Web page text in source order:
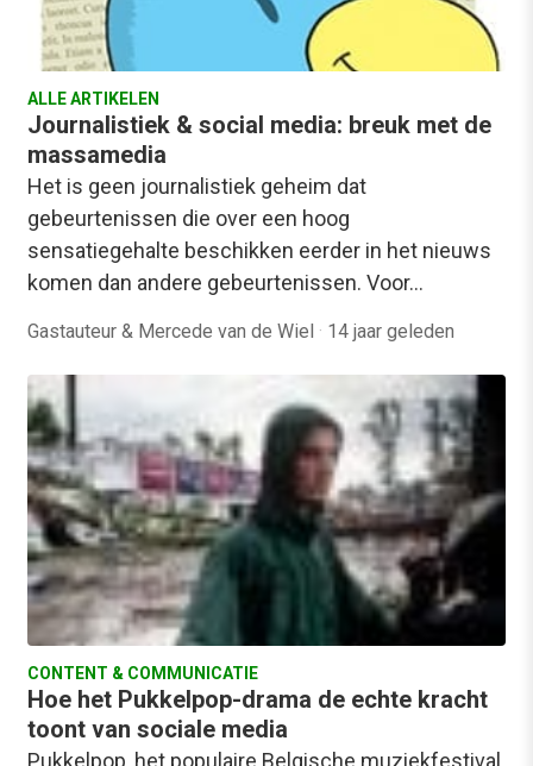
ALLE ARTIKELEN
Journalistiek & social media: breuk met de
massamedia
Het is geen journalistiek geheim dat
gebeurtenissen die over een hoog
sensatiegehalte beschikken eerder in het nieuws
komen dan andere gebeurtenissen. Voor…
Gastauteur & Mercede van de Wiel · 14 jaar geleden
CONTENT & COMMUNICATIE
Hoe het Pukkelpop-drama de echte kracht
toont van sociale media
Pukkelpop, het populaire Belgische muziekfestival